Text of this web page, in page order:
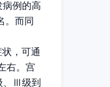
病例的高
。而同
，可通
右。宫
、Ⅲ级到